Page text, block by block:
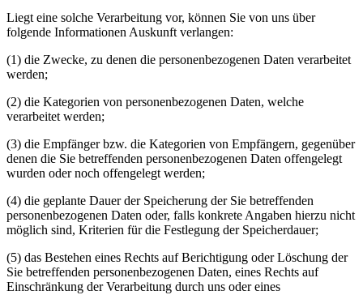
Liegt eine solche Verarbeitung vor, können Sie von uns über
folgende Informationen Auskunft verlangen:
(1) die Zwecke, zu denen die personenbezogenen Daten verarbeitet
werden;
(2) die Kategorien von personenbezogenen Daten, welche
verarbeitet werden;
(3) die Empfänger bzw. die Kategorien von Empfängern, gegenüber
denen die Sie betreffenden personenbezogenen Daten offengelegt
wurden oder noch offengelegt werden;
(4) die geplante Dauer der Speicherung der Sie betreffenden
personenbezogenen Daten oder, falls konkrete Angaben hierzu nicht
möglich sind, Kriterien für die Festlegung der Speicherdauer;
(5) das Bestehen eines Rechts auf Berichtigung oder Löschung der
Sie betreffenden personenbezogenen Daten, eines Rechts auf
Einschränkung der Verarbeitung durch uns oder eines